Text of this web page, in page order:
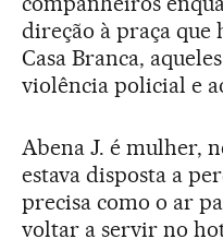
direção à praça que
Casa Branca,
violência policial e
Abena J. é mulher,
estava disposta a
precisa como o ar
voltar a servir no